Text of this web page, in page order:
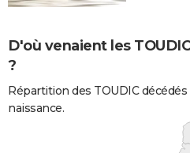
D'où venaient les
?
Répartition des TOUDIC
naissance.